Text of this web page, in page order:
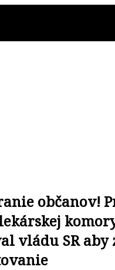
občanov!
vládu SR aby